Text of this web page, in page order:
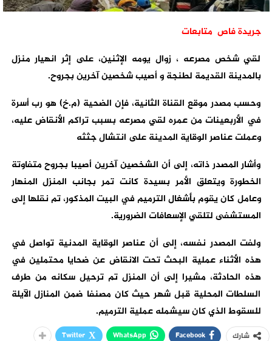
جريدة فاص متابعات
لقي شخص مصرعه ، زوال يومه الإثنين، على إثر انهيار منزل
بالمدينة القديمة لطنجة و أصيب شخصين آخرين بجروح.
وحسب مصدر موقع القناة الثانية، فإن الضحية (م.خ) هو رب أسرة
في الأربعينات من عمره لقي مصرعه بسبب تراكم الأنقاض عليه،
وعملت عناصر الوقاية المدينة على انتشال جثثه
وأشار المصدر ذاته، إلى أن الشخصين آخرين أصيبا بجروح متفاوتة
الخطورة ويتعلق الأمر بسيدة كانت تمر بجانب المنزل المنهار
وعامل كان يقوم بأشغال الترميم في البيت المذكور، تم نقلها إلى
المستشفى لتلقي الإسعافات الضرورية.
ولفت المصدر نفسه، إلى أن عناصر الوقاية المدنية تواصل في
هذه الأثناء عملية البحث تحت الانقاض عن ضحايا محتملين في
هذه الحادثة، مشيرا إلى أن المنزل تم ترحيل سكانه من طرف
السلطات المحلية قبل شهر حيث كان مصنفا ضمن المنازل الآيلة
للسقوط الذي كان سيشمله عملية الترميم.
شارك Facebook
WhatsApp
Twitter